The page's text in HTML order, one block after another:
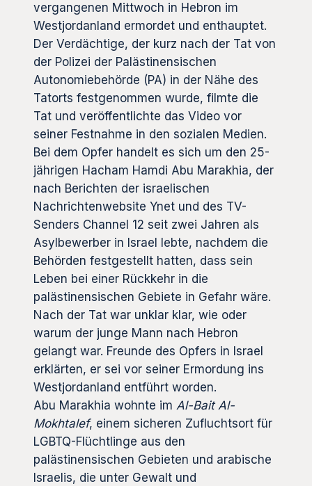
vergangenen Mittwoch in Hebron im
Westjordanland ermordet und enthauptet.
Der Verdächtige, der kurz nach der Tat von
der Polizei der Palästinensischen
Autonomiebehörde (PA) in der Nähe des
Tatorts festgenommen wurde, filmte die
Tat und veröffentlichte das Video vor
seiner Festnahme in den sozialen Medien.
Bei dem Opfer handelt es sich um den 25-
jährigen Hacham Hamdi Abu Marakhia, der
nach Berichten der israelischen
Nachrichtenwebsite Ynet und des TV-
Senders Channel 12 seit zwei Jahren als
Asylbewerber in Israel lebte, nachdem die
Behörden festgestellt hatten, dass sein
Leben bei einer Rückkehr in die
palästinensischen Gebiete in Gefahr wäre.
Nach der Tat war unklar klar, wie oder
warum der junge Mann nach Hebron
gelangt war. Freunde des Opfers in Israel
erklärten, er sei vor seiner Ermordung ins
Westjordanland entführt worden.
Abu Marakhia wohnte im Al-Bait Al-
Mokhtalef, einem sicheren Zufluchtsort für
LGBTQ-Flüchtlinge aus den
palästinensischen Gebieten und arabische
Israelis, die unter Gewalt und